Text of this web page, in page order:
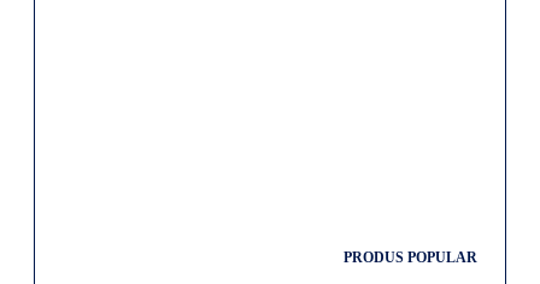
PRODUS POPULAR